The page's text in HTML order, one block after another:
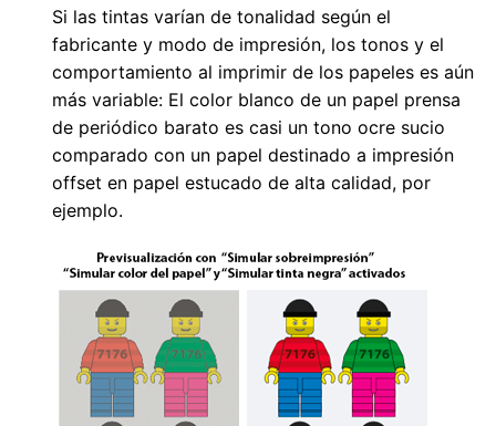
Si las tintas varían de tonalidad según el
fabricante y modo de impresión, los tonos y el
comportamiento al imprimir de los papeles es aún
más variable: El color blanco de un papel prensa
de periódico barato es casi un tono ocre sucio
comparado con un papel destinado a impresión
offset en papel estucado de alta calidad, por
ejemplo.